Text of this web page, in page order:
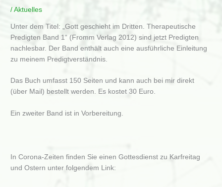
/Aktuelles
Unter dem Titel: „Gott geschieht im Dritten. Therapeutische
Predigten Band 1“ (Fromm Verlag 2012) sind jetzt Predigten
nachlesbar. Der Band enthält auch eine ausführliche Einleitung
zu meinem Predigtverständnis.
Das Buch umfasst 150 Seiten und kann auch bei mir direkt
(über Mail) bestellt werden. Es kostet 30 Euro.
Ein zweiter Band ist in Vorbereitung.
In Corona-Zeiten finden Sie einen Gottesdienst zu Karfreitag
und Ostern unter folgendem Link: